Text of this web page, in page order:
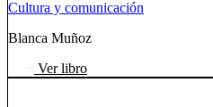
Cultura y comunicación
Blanca Muñoz
Ver libro